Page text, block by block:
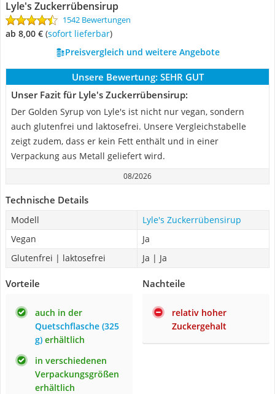
Lyle's Zuckerrübensirup
1542 Bewertungen
ab 8,00 € ( Sofort lieferbar)
Preisvergleich und weitere Angebote
Unsere Bewertung: SEHR GUT
Unser Fazit für Lyle's Zuckerrübensirup:
Der Golden Syrup von Lyle's ist nicht nur vegan, sondern
auch glutenfrei und laktosefrei. Unsere Vergleichstabelle
zeigt zudem, dass er kein Fett enthält und in einer
Verpackung aus Metall geliefert wird.
08/2026
Technische Details
Modell
Lyle's Zuckerrübensirup
Vegan
Ja
Glutenfrei | laktosefrei
Ja | Ja
Vorteile
auch in der
Quetschflasche (325
g) erhältlich
in verschiedenen
Verpackungsgrößen
erhältlich
Nachteile
relativ hoher
Zuckergehalt